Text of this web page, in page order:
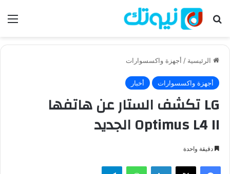
بحث عن
الرئيسية / أجهزة واكسسوارات
أجهزة واكسسوارات أخبار
LG تكشف الستار عن هاتفها
Optimus L4 II الجديد
دقيقة واحدة
فيسبوك لينكدإن واتساب